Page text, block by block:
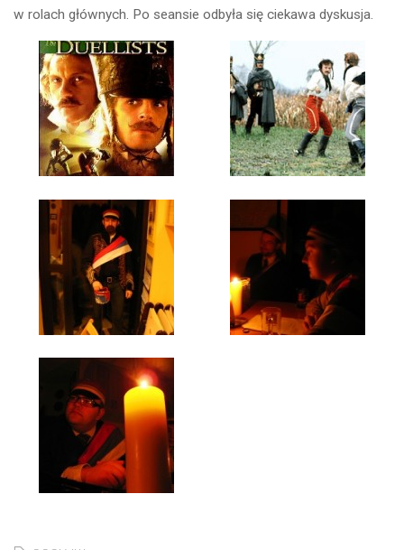
w rolach głównych. Po seansie odbyła się ciekawa dyskusja.